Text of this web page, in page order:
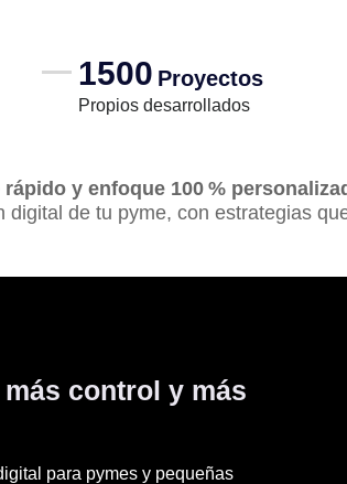
1500 Proyectos
Propios desarrollados
y enfoque 100 %
de tu pyme, con estrategias
control y más
para pymes y pequeñas